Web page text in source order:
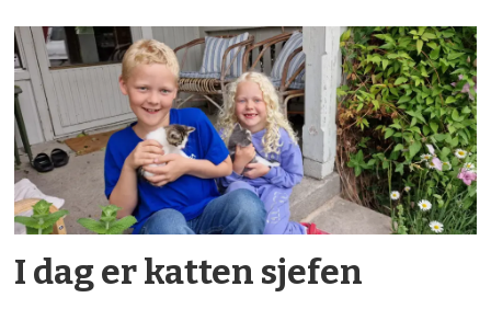
I dag er katten sjefen